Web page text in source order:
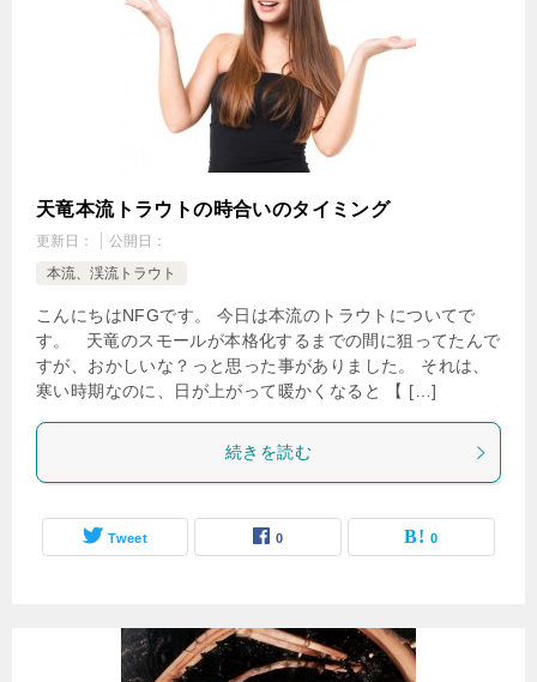
天竜本流トラウトの時合いのタイミング
更新日：
公開日：
本流、渓流トラウト
こんにちはNFGです。 今日は本流のトラウトについてで
す。 天竜のスモールが本格化するまでの間に狙ってたんで
すが、おかしいな？っと思った事がありました。 それは、
寒い時期なのに、日が上がって暖かくなると 【 […]
続きを読む
Tweet 0 0